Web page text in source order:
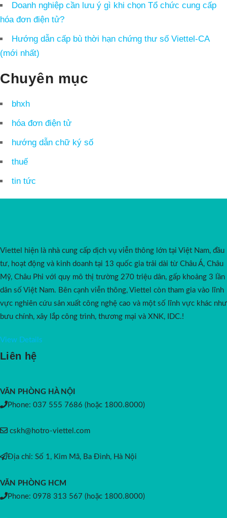
Doanh nghiệp cần lưu ý gì khi chọn Tổ chức cung cấp
hóa đơn điện tử?
Hướng dẫn cấp bù thời hạn chứng thư số Viettel-CA
(mới nhất)
Chuyên mục
bhxh
hóa đơn điện tử
hướng dẫn chữ ký số
thuế
tin tức
Viettel hiện là nhà cung cấp dịch vụ viễn thông lớn tại Việt Nam, đầu
tư, hoạt động và kinh doanh tại 13 quốc gia trải dài từ Châu Á, Châu
Mỹ, Châu Phi với quy mô thị trường 270 triệu dân, gấp khoảng 3 lần
dân số Việt Nam. Bên cạnh viễn thông, Viettel còn tham gia vào lĩnh
vực nghiên cứu sản xuất công nghệ cao và một số lĩnh vực khác như
bưu chính, xây lắp công trình, thương mại và XNK, IDC.!
View Details
Liên hệ
VĂN PHÒNG HÀ NỘI
Phone: 037 555 7686 (hoặc 1800.8000)
cskh@hotro-viettel.com
Địa chỉ: Số 1, Kim Mã, Ba Đình, Hà Nội
VĂN PHÒNG HCM
Phone: 0978 313 567 (hoặc 1800.8000)